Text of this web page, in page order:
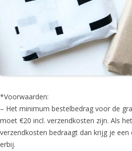
*Voorwaarden:
– Het minimum bestelbedrag voor de
moet €20 incl. verzendkosten zijn. Als
verzendkosten bedraagt dan krijg je een
erbij.